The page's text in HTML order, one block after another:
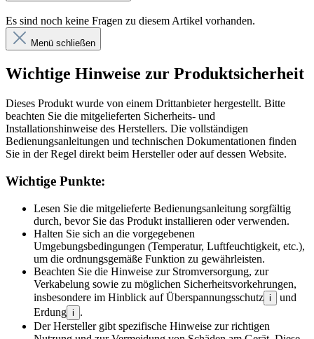
Es sind noch keine Fragen zu diesem Artikel vorhanden.
Menü schließen
Wichtige Hinweise zur Produktsicherheit
Dieses Produkt wurde von einem Drittanbieter hergestellt. Bitte
beachten Sie die mitgelieferten Sicherheits- und
Installationshinweise des Herstellers. Die vollständigen
Bedienungsanleitungen und technischen Dokumentationen finden
Sie in der Regel direkt beim Hersteller oder auf dessen Website.
Wichtige Punkte:
Lesen Sie die mitgelieferte Bedienungsanleitung sorgfältig
durch, bevor Sie das Produkt installieren oder verwenden.
Halten Sie sich an die vorgegebenen
Umgebungsbedingungen (Temperatur, Luftfeuchtigkeit, etc.),
um die ordnungsgemäße Funktion zu gewährleisten.
Beachten Sie die Hinweise zur Stromversorgung, zur
Verkabelung sowie zu möglichen Sicherheitsvorkehrungen,
insbesondere im Hinblick auf Überspannungsschutz i
und
Erdung i
.
Der Hersteller gibt spezifische Hinweise zur richtigen